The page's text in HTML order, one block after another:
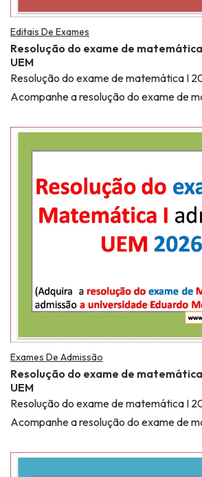
Editais De Exames
Resolução do exame de
UEM
Resolução do exame de matemática I
Acompanhe a resolução do exame de
Exames De Admissão
Resolução do exame de
UEM
Resolução do exame de matemática I
Acompanhe a resolução do exame de